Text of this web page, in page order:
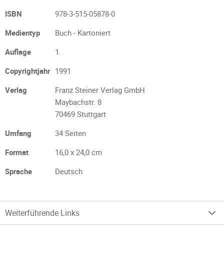
ISBN
978-3-515-05878-0
Medientyp
Buch - Kartoniert
Auflage
1.
Copyrightjahr 1991
Verlag
Franz Steiner Verlag GmbH
Maybachstr. 8
70469 Stuttgart
Umfang
34 Seiten
Format
16,0 x 24,0 cm
Sprache
Deutsch
Weiterführende Links